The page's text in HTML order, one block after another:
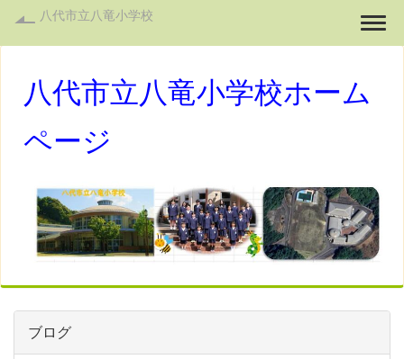
八代市立八竜小学校
八代市立八竜小学校ホーム
ページ
ブログ